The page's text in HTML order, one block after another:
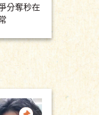
分奪秒在